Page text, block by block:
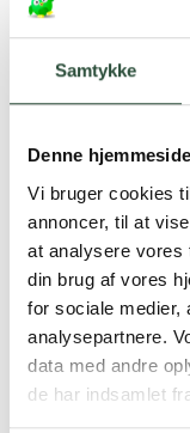
Samtykke
Denne
Vi bruger cookies
annoncer, til at
at analysere vores
din brug af vores
for sociale medier,
analysepartnere.
data med andre
de har indsamlet
Vi
Læs